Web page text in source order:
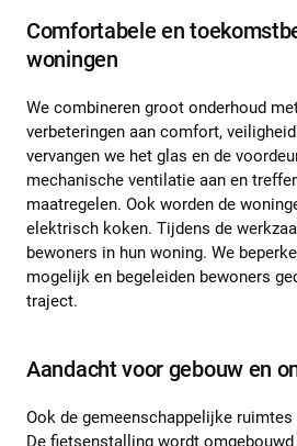
Comfortabele en
woningen
We combineren groot onderhoud
verbeteringen aan comfort,
vervangen we het glas en de
mechanische ventilatie aan en
maatregelen. Ook worden de
elektrisch koken. Tijdens de
bewoners in hun woning. We
mogelijk en begeleiden bewoners
traject.
Aandacht voor gebouw en
Ook de gemeenschappelijke ruimtes
De fietsenstalling wordt